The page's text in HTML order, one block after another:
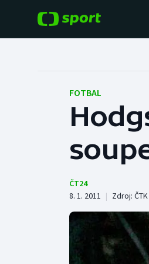
Hokej
Tenis
Cyklistika
FOTBAL
ČT24
8. 1. 2011 | Zdroj: ČTK